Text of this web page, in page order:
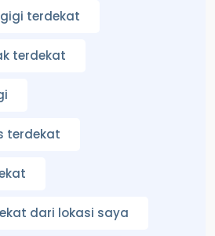
terdekat
terdekat
terdekat
dari lokasi saya